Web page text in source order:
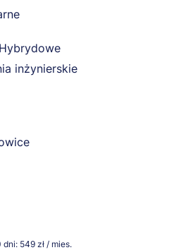
Hybrydowe
inżynierskie
549 zł / mies.